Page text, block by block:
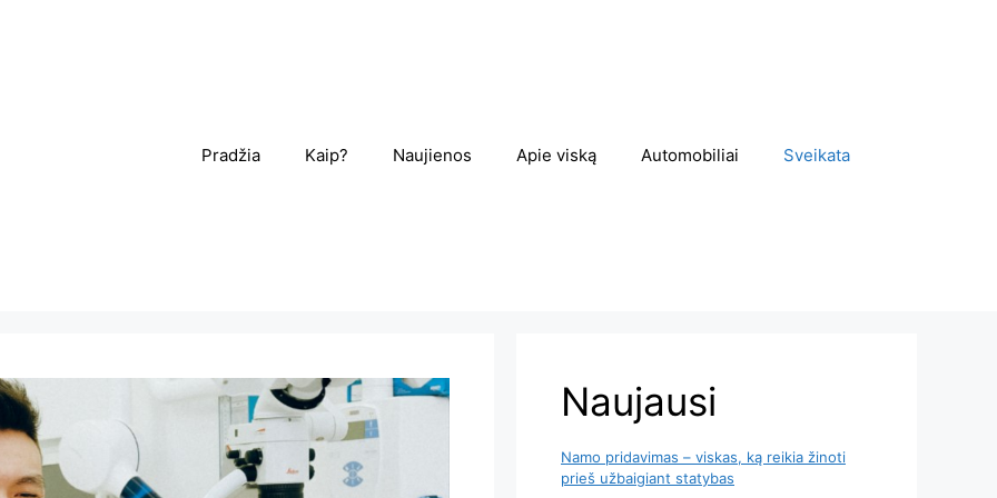
Pradžia Kaip? Naujienos Apie viską Automobiliai Sveikata
Naujausi
Namo pridavimas – viskas, ką reikia žinoti
prieš užbaigiant statybas